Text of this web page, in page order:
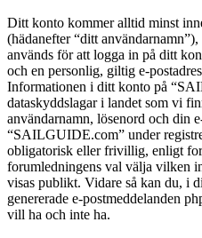
Ditt konto kommer alltid minst
(hädanefter “ditt
används för att logga in på ditt
och en personlig, giltig e-
Informationen i ditt konto på
dataskyddslagar i landet som vi
användarnamn, lösenord och din
“SAILGUIDE.com” under
obligatorisk eller frivillig, enligt
forumledningens val välja vilken
visas publikt. Vidare så kan du, i
genererade e-postmeddelanden
vill ha och inte ha.